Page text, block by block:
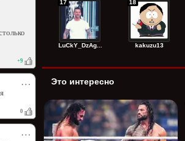
+9
⋯
0
⋯
LuCkY_DzAg...
17
kakuzu13
18
Это интересно